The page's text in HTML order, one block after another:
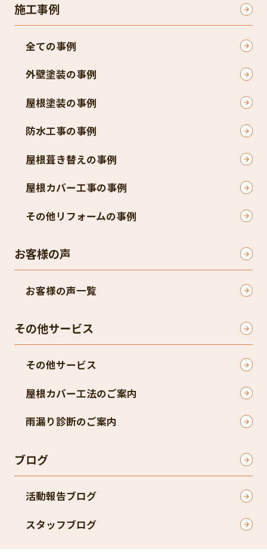
施工事例
全ての事例
外壁塗装の事例
屋根塗装の事例
防水工事の事例
屋根葺き替えの事例
屋根カバー工事の事例
その他リフォームの事例
お客様の声
お客様の声一覧
その他サービス
その他サービス
屋根カバー工法のご案内
雨漏り診断のご案内
ブログ
活動報告ブログ
スタッフブログ